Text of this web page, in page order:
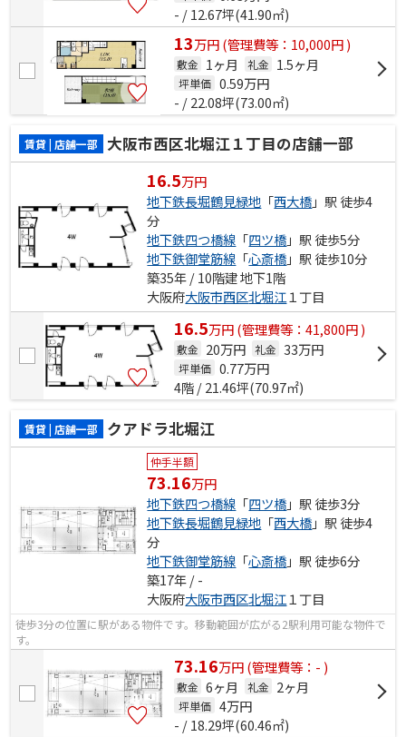
- / 12.67坪(41.90㎡)
13万円(管理費等：10,000円 )
敷金 1ヶ月 礼金 1.5ヶ月
坪単価 0.59万円
- / 22.08坪(73.00㎡)
賃貸 | 店舗一部 大阪市西区北堀江１丁目の店舗一部
16.5万円
地下鉄長堀鶴見緑地 「西大橋」駅 徒歩4
分
地下鉄四つ橋線 「四ツ橋」駅 徒歩5分
地下鉄御堂筋線 「心斎橋」駅 徒歩10分
築35年 / 10階建 地下1階
大阪府大阪市西区北堀江１丁目
16.5万円(管理費等：41,800円 )
敷金 20万円 礼金 33万円
坪単価 0.77万円
4階 / 21.46坪(70.97㎡)
賃貸 | 店舗一部 クアドラ北堀江
仲手半額
73.16万円
地下鉄四つ橋線 「四ツ橋」駅 徒歩3分
地下鉄長堀鶴見緑地 「西大橋」駅 徒歩4
分
地下鉄御堂筋線 「心斎橋」駅 徒歩6分
築17年 / -
大阪府大阪市西区北堀江１丁目
徒歩3分の位置に駅がある物件です。移動範囲が広がる2駅利用可能な物件で
す。
73.16万円(管理費等：- )
敷金 6ヶ月 礼金 2ヶ月
坪単価 4万円
- / 18.29坪(60.46㎡)